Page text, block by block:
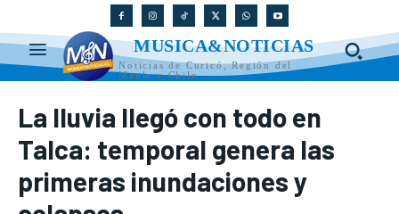
MUSICA&NOTICIAS
Noticias de Curicó, Región del
Maule y Chile
La lluvia llegó con todo en
Talca: temporal genera las
primeras inundaciones y